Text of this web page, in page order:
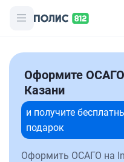
Оформите
Казани
и получите
подарок
Оформить ОСАГО на